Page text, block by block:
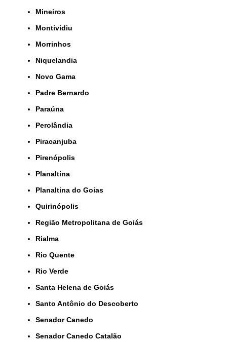
Mineiros
Montividiu
Morrinhos
Niquelandia
Novo Gama
Padre Bernardo
Paraúna
Perolândia
Piracanjuba
Pirenópolis
Planaltina
Planaltina do Goias
Quirinópolis
Região Metropolitana de Goiás
Rialma
Rio Quente
Rio Verde
Santa Helena de Goiás
Santo Antônio do Descoberto
Senador Canedo
Senador Canedo Catalão